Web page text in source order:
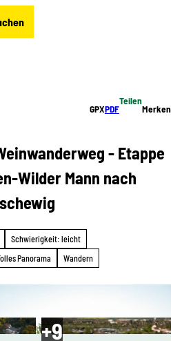
GPXPDF
Teilen
Merken
- Etappe
Wilder Mann nach
Schwierigkeit: leicht
Panorama Wandern